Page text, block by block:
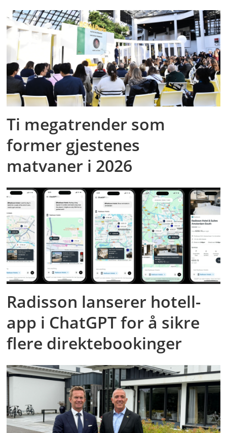
Ti megatrender som
former gjestenes
matvaner i 2026
Radisson lanserer hotell-
app i ChatGPT for å sikre
flere direktebookinger